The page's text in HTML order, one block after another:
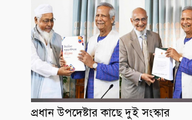
প্রধান উপদেষ্টার কাছে দুই সংস্কার